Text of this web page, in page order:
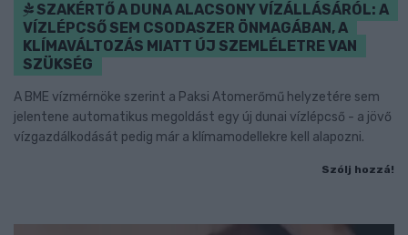
SZAKÉRTŐ A DUNA ALACSONY VÍZÁLLÁSÁRÓL: A
VÍZLÉPCSŐ SEM CSODASZER ÖNMAGÁBAN, A
KLÍMAVÁLTOZÁS MIATT ÚJ SZEMLÉLETRE VAN
SZÜKSÉG
A BME vízmérnöke szerint a Paksi Atomerőmű helyzetére sem
jelentene automatikus megoldást egy új dunai vízlépcső - a jövő
vízgazdálkodását pedig már a klímamodellekre kell alapozni.
Szólj hozzá!